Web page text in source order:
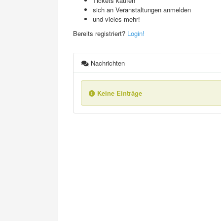
sich an Veranstaltungen anmelden
und vieles mehr!
Bereits registriert? Login!
Nachrichten
Keine Einträge